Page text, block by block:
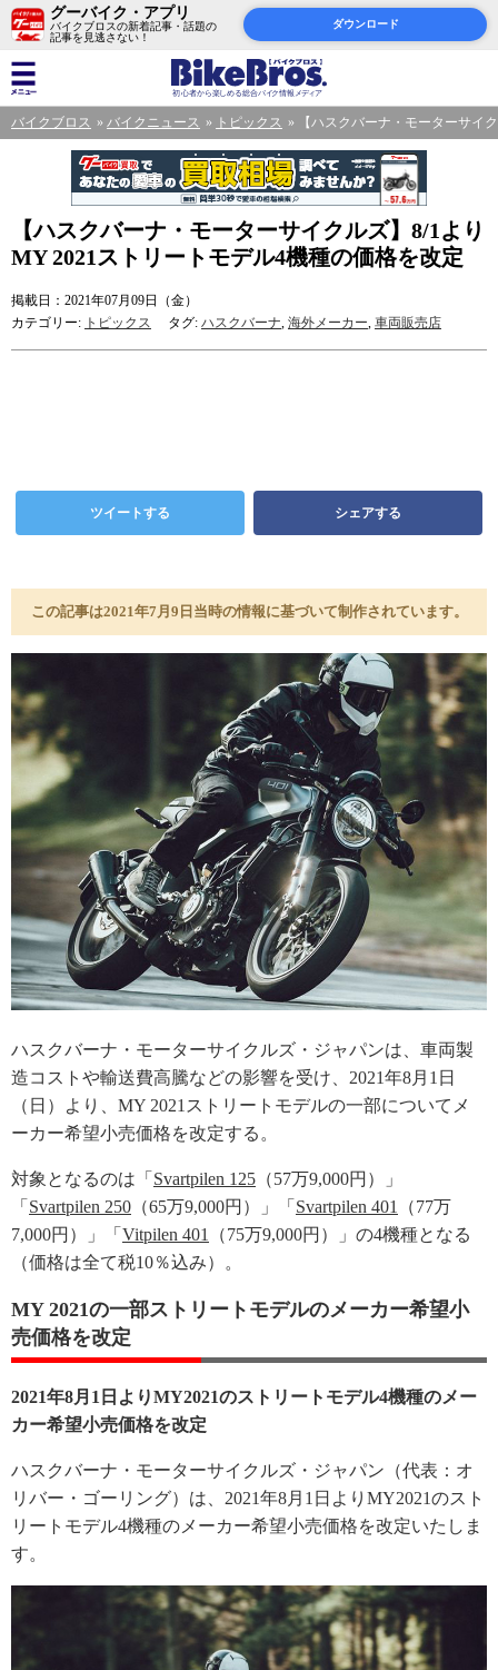
グーバイク・アプリ
バイクブロスの新着記事・話題の
記事を見逃さない！
ダウンロード
バイクブロス バイクニュース トピックス 【ハスクバーナ・モーターサイ
【ハスクバーナ・モーターサイクルズ】8/1より
MY 2021ストリートモデル4機種の価格を改定
掲載日：2021年07月09日（金）
カテゴリー: トピックス タグ: ハスクバーナ, 海外メーカー, 車両販売店
ツイートする シェアする
この記事は2021年7月9日当時の情報に基づいて制作されています。
ハスクバーナ・モーターサイクルズ・ジャパンは、車両製
造コストや輸送費高騰などの影響を受け、2021年8月1日
（日）より、MY 2021ストリートモデルの一部についてメ
ーカー希望小売価格を改定する。
対象となるのは「 Svartpilen 125 （57万9,000円）」
「 Svartpilen 250 （65万9,000円）」「 Svartpilen 401
（77万
7,000円）」「 Vitpilen 401
（75万9,000円）」の4機種となる
（価格は全て税10％込み）。
MY 2021の一部ストリートモデルのメーカー希望小
売価格を改定
2021年8月1日よりMY2021のストリートモデル4機種のメー
カー希望小売価格を改定
ハスクバーナ・モーターサイクルズ・ジャパン（代表：オ
リバー・ゴーリング）は、2021年8月1日よりMY2021のスト
リートモデル4機種のメーカー希望小売価格を改定いたしま
す。